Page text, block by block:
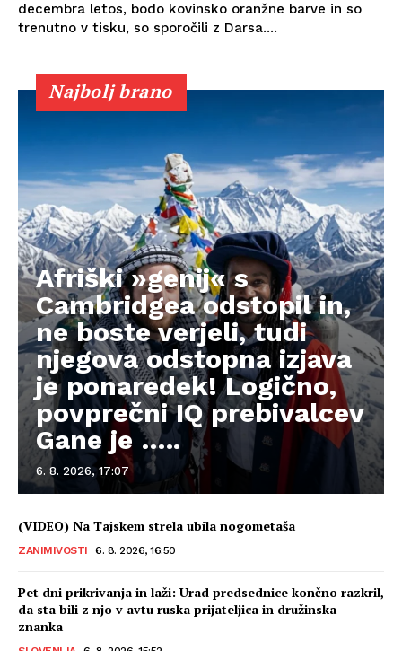
decembra letos, bodo kovinsko oranžne barve in so
trenutno v tisku, so sporočili z Darsa....
Najbolj brano
Afriški »genij« s
Cambridgea odstopil in,
ne boste verjeli, tudi
njegova odstopna izjava
je ponaredek! Logično,
povprečni IQ prebivalcev
Gane je …..
6. 8. 2026, 17:07
(VIDEO) Na Tajskem strela ubila nogometaša
ZANIMIVOSTI 6. 8. 2026, 16:50
Pet dni prikrivanja in laži: Urad predsednice končno razkril,
da sta bili z njo v avtu ruska prijateljica in družinska
znanka